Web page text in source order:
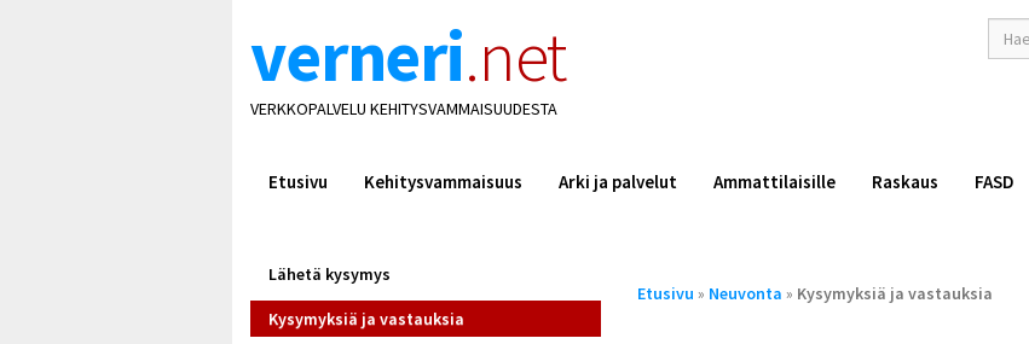
verneri.net
VERKKOPALVELU KEHITYSVAMMAISUUDESTA
*
Etusivu Kehitysvammaisuus Arki ja palvelut Ammattilaisille Raskaus FASD
Lähetä kysymys
Kysymyksiä ja vastauksia
Olet
Etusivu » Neuvonta » Kysymyksiä ja vastauksia